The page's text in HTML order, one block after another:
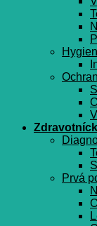
Prvá